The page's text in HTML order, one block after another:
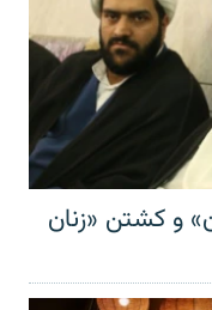
و کشتن «زنان